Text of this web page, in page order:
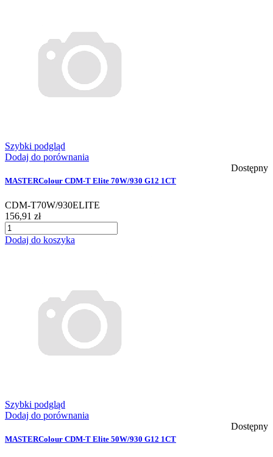
Szybki podgląd
Dodaj do porównania
Dostępny
MASTERColour CDM-T Elite 70W/930 G12 1CT
CDM-T70W/930ELITE
156,91 zł
Dodaj do koszyka
Szybki podgląd
Dodaj do porównania
Dostępny
MASTERColour CDM-T Elite 50W/930 G12 1CT